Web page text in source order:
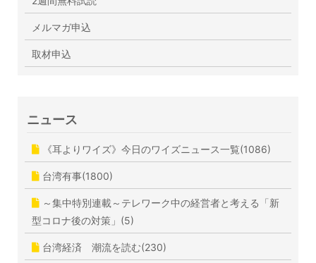
メルマガ申込
取材申込
ニュース
《耳よりワイズ》今日のワイズニュース一覧(1086)
台湾有事(1800)
～集中特別連載～テレワーク中の経営者と考える「新
型コロナ後の対策」(5)
台湾経済 潮流を読む(230)